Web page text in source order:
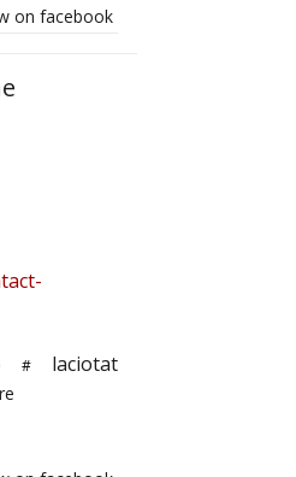
on facebook
# laciotat